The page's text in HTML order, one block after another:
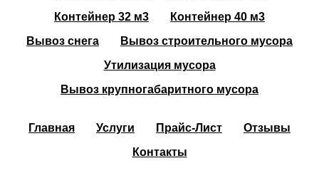
Контейнер 32 м3
Контейнер 40 м3
Вывоз снега
Вывоз строительного мусора
Утилизация мусора
Вывоз крупногабаритного мусора
Главная Услуги Прайс-Лист
Отзывы
Контакты